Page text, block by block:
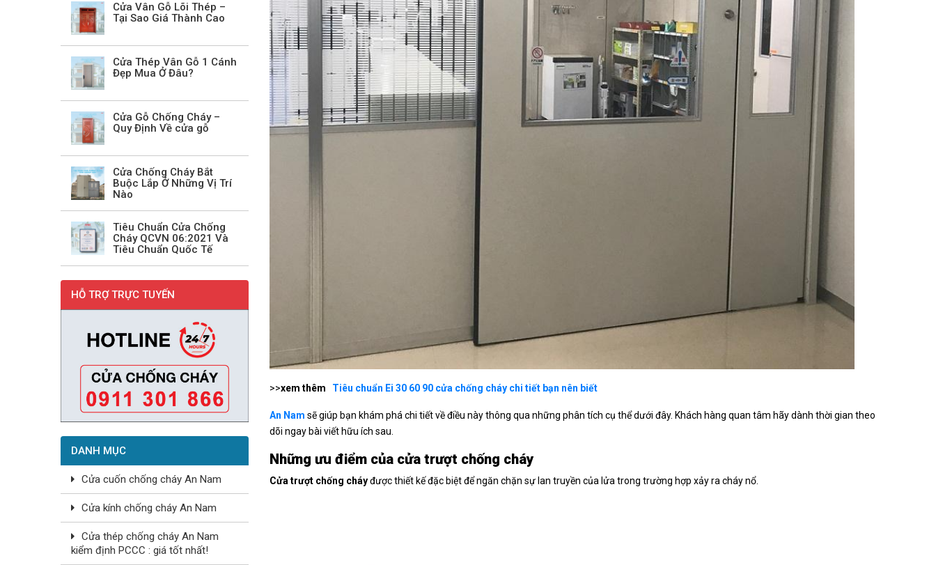
Cửa Vân Gỗ Lõi Thép –
Tại Sao Giá Thành Cao
Cửa Thép Vân Gỗ 1 Cánh
Đẹp Mua Ở Đâu?
Cửa Gỗ Chống Cháy –
Quy Định Về cửa gỗ
Cửa Chống Cháy Bắt
Buộc Lắp Ở Những Vị Trí
Nào
Tiêu Chuẩn Cửa Chống
Cháy QCVN 06:2021 Và
Tiêu Chuẩn Quốc Tế
HỖ TRỢ TRỰC TUYẾN
DANH MỤC
Cửa cuốn chống cháy An Nam
Cửa kính chống cháy An Nam
Cửa thép chống cháy An Nam
kiểm định PCCC : giá tốt nhất!
>>xem thêm Tiêu chuẩn Ei 30 60 90 cửa chống cháy chi tiết bạn nên biết
An Nam sẽ giúp bạn khám phá chi tiết về điều này thông qua những phân tích cụ thể dưới đây. Khách hàng quan tâm hãy dành thời gian theo
dõi ngay bài viết hữu ích sau.
Những ưu điểm của cửa trượt chống cháy
Cửa trượt chống cháyđược thiết kế đặc biệt để ngăn chặn sự lan truyền của lửa trong trường hợp xảy ra cháy nổ.